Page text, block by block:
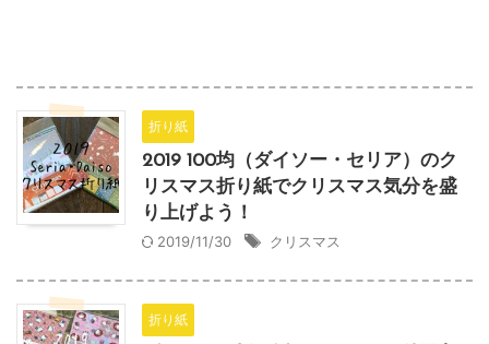
折り紙
2019 100均（ダイソー・セリア）のク
リスマス折り紙でクリスマス気分を盛
り上げよう！
2019/11/30 クリスマス
折り紙